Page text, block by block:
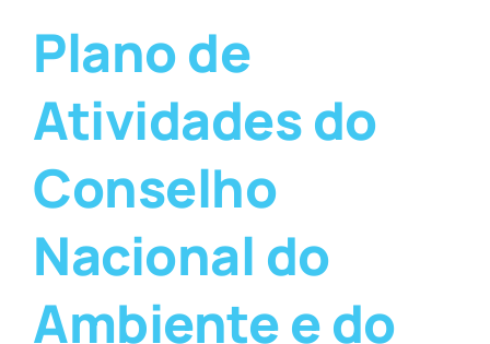
Plano de
Atividades do
Conselho
Nacional do
Ambiente e do